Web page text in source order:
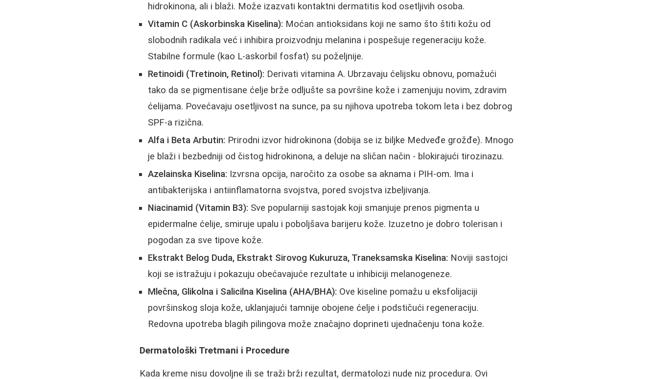
hidrokinona, ali i blaži. Može izazvati kontaktni dermatitis kod osetljivih osoba.
Vitamin C (Askorbinska Kiselina): Moćan antioksidans koji ne samo što štiti kožu od
slobodnih radikala već i inhibira proizvodnju melanina i pospešuje regeneraciju kože.
Stabilne formule (kao L-askorbil fosfat) su poželjnije.
Retinoidi (Tretinoin, Retinol): Derivati vitamina A. Ubrzavaju ćelijsku obnovu, pomažući
tako da se pigmentisane ćelje brže odljušte sa površine kože i zamenjuju novim, zdravim
ćelijama. Povećavaju osetljivost na sunce, pa su njihova upotreba tokom leta i bez dobrog
SPF-a rizična.
Alfa i Beta Arbutin: Prirodni izvor hidrokinona (dobija se iz biljke Medveđe grožđe). Mnogo
je blaži i bezbedniji od čistog hidrokinona, a deluje na sličan način - blokirajući tirozinazu.
Azelainska Kiselina: Izvrsna opcija, naročito za osobe sa aknama i PIH-om. Ima i
antibakterijska i antiinflamatorna svojstva, pored svojstva izbeljivanja.
Niacinamid (Vitamin B3): Sve popularniji sastojak koji smanjuje prenos pigmenta u
epidermalne ćelije, smiruje upalu i poboljšava barijeru kože. Izuzetno je dobro tolerisan i
pogodan za sve tipove kože.
Ekstrakt Belog Duda, Ekstrakt Sirovog Kukuruza, Traneksamska Kiselina: Noviji sastojci
koji se istražuju i pokazuju obećavajuće rezultate u inhibiciji melanogeneze.
Mlečna, Glikolna i Salicilna Kiselina (AHA/BHA): Ove kiseline pomažu u eksfolijaciji
površinskog sloja kože, uklanjajući tamnije obojene ćelje i podstičući regeneraciju.
Redovna upotreba blagih pilingova može značajno doprineti ujednačenju tona kože.
Dermatološki Tretmani i Procedure
Kada kreme nisu dovoljne ili se traži brži rezultat, dermatolozi nude niz procedura. Ovi